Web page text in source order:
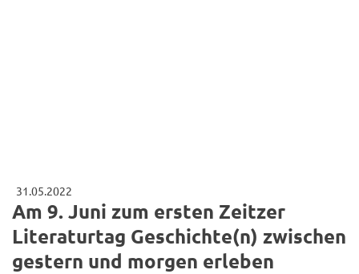
31.05.2022
Am 9. Juni zum ersten Zeitzer
Literaturtag Geschichte(n) zwischen
gestern und morgen erleben